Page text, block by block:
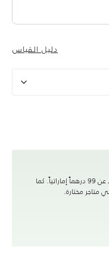
دليل القياس
استمتع بتوصيل مجاني للطلبات التي تزيد عن 99 درهماً إماراتياً. كما
متاجر مختارة.